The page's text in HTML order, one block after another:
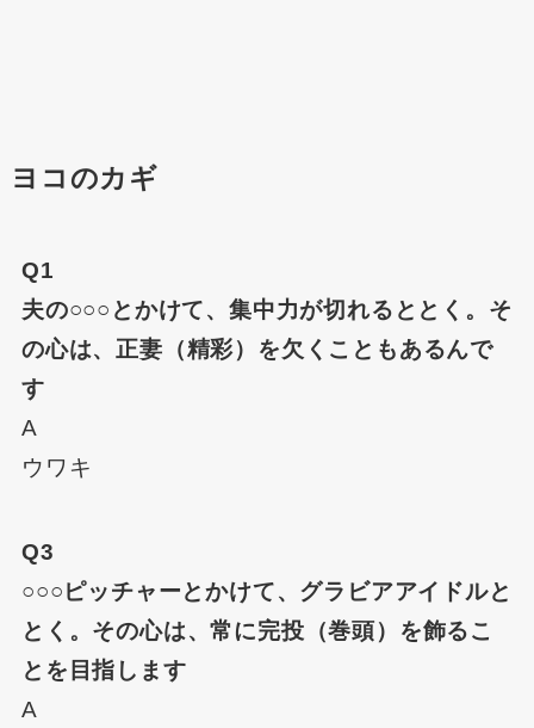
ヨコのカギ
Q1
夫の○○○とかけて、集中力が切れるととく。そ
の心は、正妻（精彩）を欠くこともあるんで
す
A
ウワキ
Q3
○○○ピッチャーとかけて、グラビアアイドルと
とく。その心は、常に完投（巻頭）を飾るこ
とを目指します
A